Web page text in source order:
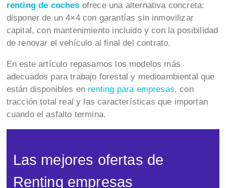
renting de coches ofrece una alternativa concreta:
disponer de un 4×4 con garantías sin inmovilizar
capital, con mantenimiento incluido y con la posibilidad
de renovar el vehículo al final del contrato.
En este artículo repasamos los modelos más
adecuados para trabajo forestal y medioambiental que
están disponibles en renting para empresas, con
tracción total real y las características que importan
cuando el asfalto termina.
Las mejores ofertas de
Renting empresas